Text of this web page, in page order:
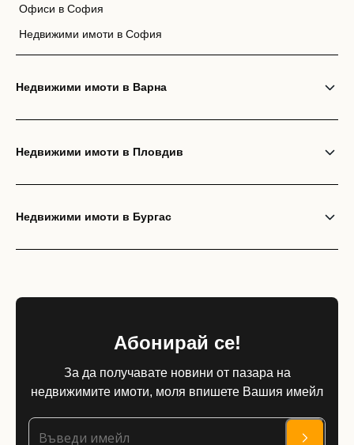
Офиси в София
Недвижими имоти в София
Недвижими имоти в Варна
Недвижими имоти в Пловдив
Недвижими имоти в Бургас
Абонирай се!
За да получавате новини от пазара на
недвижимите имоти, моля впишете Вашия имейл